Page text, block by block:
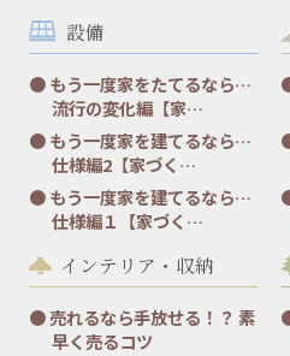
設備
もう一度家をたてるなら…
流行の変化編【家…
もう一度家を建てるなら…
仕様編2【家づく…
もう一度家を建てるなら…
仕様編１【家づく…
インテリア・収納
売れるなら手放せる！？ 素
早く売るコツ